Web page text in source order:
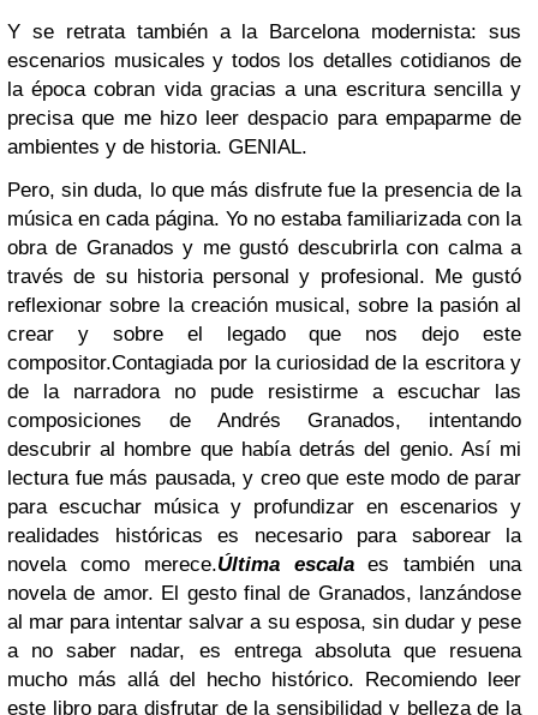
Y se retrata también a la Barcelona modernista: sus
escenarios musicales y todos los detalles cotidianos de
la época cobran vida gracias a una escritura sencilla y
precisa que me hizo leer despacio para empaparme de
ambientes y de historia. GENIAL.
Pero, sin duda, lo que más disfrute fue la presencia de la
música en cada página. Yo no estaba familiarizada con la
obra de Granados y me gustó descubrirla con calma a
través de su historia personal y profesional. Me gustó
reflexionar sobre la creación musical, sobre la pasión al
crear y sobre el legado que nos dejo este
compositor.Contagiada por la curiosidad de la escritora y
de la narradora no pude resistirme a escuchar las
composiciones de Andrés Granados, intentando
descubrir al hombre que había detrás del genio. Así mi
lectura fue más pausada, y creo que este modo de parar
para escuchar música y profundizar en escenarios y
realidades históricas es necesario para saborear la
novela como merece.Última escalaes también una
novela de amor. El gesto final de Granados, lanzándose
al mar para intentar salvar a su esposa, sin dudar y pese
a no saber nadar, es entrega absoluta que resuena
mucho más allá del hecho histórico. Recomiendo leer
este libro para disfrutar de la sensibilidad y belleza de la